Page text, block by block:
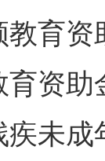
育
资
未